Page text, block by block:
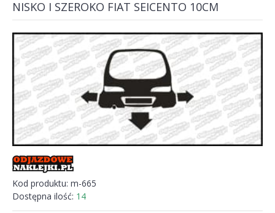
NISKO I SZEROKO FIAT SEICENTO 10CM
Kod produktu: m-665
Dostępna ilość: 14